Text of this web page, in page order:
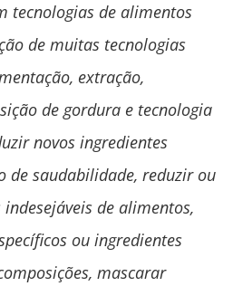
tecnologias de alimentos
de muitas tecnologias
extração,
de gordura e tecnologia
novos ingredientes
de saudabilidade, reduzir ou
​​de alimentos,
ou ingredientes
mascarar